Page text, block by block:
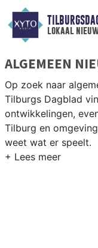
lokaal
ALGEMEEN
Op zoek naar
Tilburgs Dagblad
ontwikkelingen,
Tilburg en
weet wat er speelt.